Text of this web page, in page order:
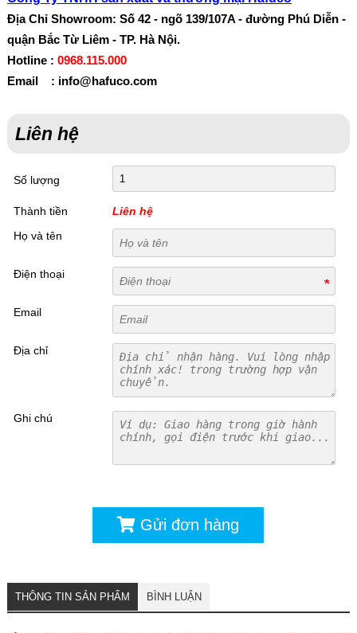
Địa Chỉ Showroom: Số 42 - ngõ 139/107A - đường Phú Diễn -
quận Bắc Từ Liêm - TP. Hà Nội.
Hotline : 0968.115.000
Email : info@hafuco.com
Liên hệ
Số lượng
Thành tiền
Liên hệ
Họ và tên
Điện thoại
Email
Địa chỉ
Ghi chú
Gửi đơn hàng
THÔNG TIN SẢN PHẨM BÌNH LUẬN